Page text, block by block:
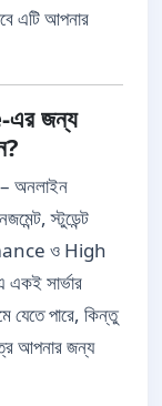
এটি আপনার
জন্য
– অনলাইন
স্টুডেন্ট
ও High
একই সার্ভার
যেতে পারে, কিন্তু
আপনার জন্য